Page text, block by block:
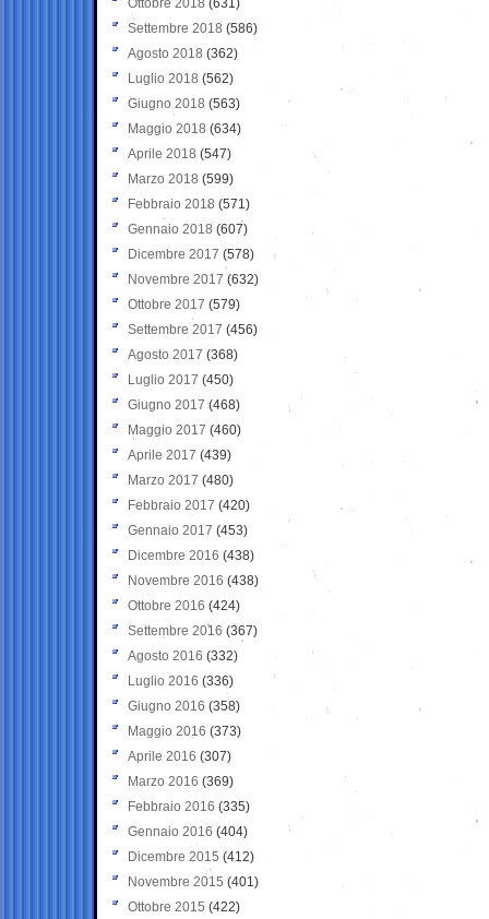
Ottobre 2018 (631)
Settembre 2018 (586)
Agosto 2018 (362)
Luglio 2018 (562)
Giugno 2018 (563)
Maggio 2018 (634)
Aprile 2018 (547)
Marzo 2018 (599)
Febbraio 2018 (571)
Gennaio 2018 (607)
Dicembre 2017 (578)
Novembre 2017 (632)
Ottobre 2017 (579)
Settembre 2017 (456)
Agosto 2017 (368)
Luglio 2017 (450)
Giugno 2017 (468)
Maggio 2017 (460)
Aprile 2017 (439)
Marzo 2017 (480)
Febbraio 2017 (420)
Gennaio 2017 (453)
Dicembre 2016 (438)
Novembre 2016 (438)
Ottobre 2016 (424)
Settembre 2016 (367)
Agosto 2016 (332)
Luglio 2016 (336)
Giugno 2016 (358)
Maggio 2016 (373)
Aprile 2016 (307)
Marzo 2016 (369)
Febbraio 2016 (335)
Gennaio 2016 (404)
Dicembre 2015 (412)
Novembre 2015 (401)
Ottobre 2015 (422)